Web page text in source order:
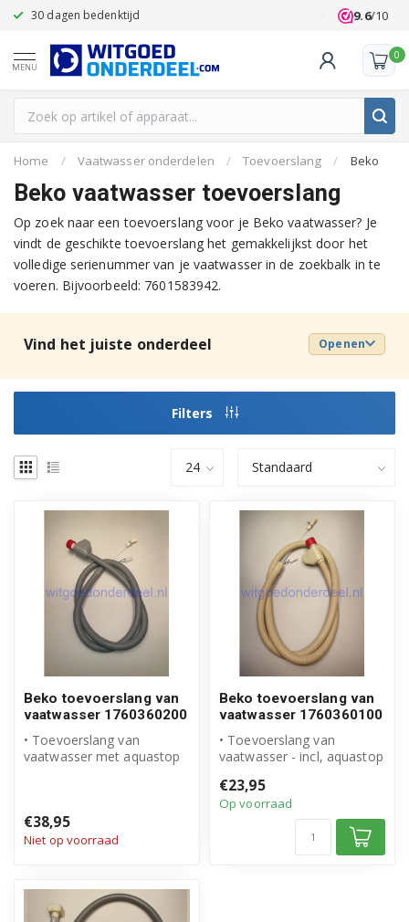
30 dagen bedenktijd Klanten
9.6/10
MENU
0
Home / Vaatwasser onderdelen / Toevoerslang / Beko
Beko vaatwasser toevoerslang
Op zoek naar een toevoerslang voor je Beko vaatwasser? Je
vindt de geschikte toevoerslang het gemakkelijkst door het
volledige serienummer van je vaatwasser in de zoekbalk in te
voeren. Bijvoorbeeld: 7601583942.
Vind het juiste onderdeel Openen
Filters
Beko toevoerslang van
vaatwasser 1760360200
• Toevoerslang van
vaatwasser met aquastop
€38,95
Niet op voorraad
Beko toevoerslang van
vaatwasser 1760360100
• Toevoerslang van
vaatwasser - incl, aquastop
• Arti...
€23,95
Op voorraad